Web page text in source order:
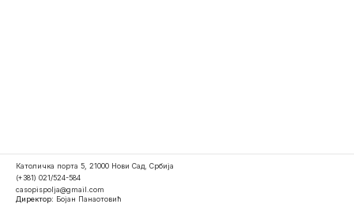
Католичка порта 5, 21000 Нови Сад, Србија
(+381) 021/524-584
casopispolja@gmail.com
Директор: Бојан Панаотовић